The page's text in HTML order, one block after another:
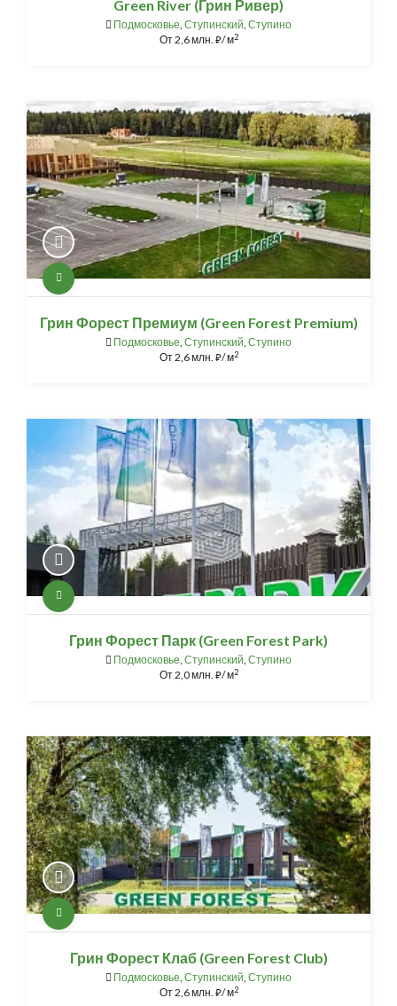
Green River (Грин Ривер)
Подмосковье, Ступинский, Ступино
От2,6 млн. ⃏/ м2
Грин Форест Премиум (Green Forest Premium)
Подмосковье, Ступинский, Ступино
От2,6 млн. ⃏/ м2
Грин Форест Парк (Green Forest Park)
Подмосковье, Ступинский, Ступино
От2,0 млн. ⃏/ м2
Грин Форест Клаб (Green Forest Club)
Подмосковье, Ступинский, Ступино
От2,6 млн. ⃏/ м2